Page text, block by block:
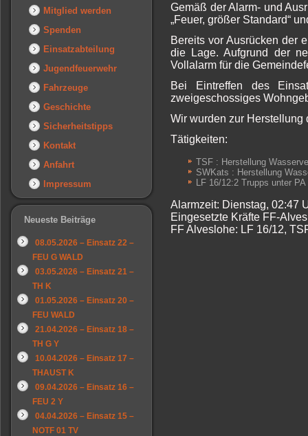
Mitglied werden
Spenden
Einsatzabteilung
Jugendfeuerwehr
Fahrzeuge
Geschichte
Sicherheitstipps
Kontakt
Anfahrt
Impressum
Neueste Beiträge
08.05.2026 – Einsatz 22 –
FEU G WALD
03.05.2026 – Einsatz 21 –
TH K
01.05.2026 – Einsatz 20 –
FEU WALD
21.04.2026 – Einsatz 18 –
TH G Y
10.04.2026 – Einsatz 17 –
THAUST K
09.04.2026 – Einsatz 16 –
FEU 2 Y
04.04.2026 – Einsatz 15 –
NOTF 01 TV
Gemäß der Alarm- und
„Feuer, größer Standard“
Bereits vor Ausrücken der
die Lage. Aufgrund der
Vollalarm für die
Bei Eintreffen des
zweigeschossiges
Wir wurden zur Herstellung
Tätigkeiten:
TSF : Herstellung
SWKats : Herstellung
LF 16/12:2 Trupps unter
Alarmzeit: Dienstag, 02:47
Eingesetzte Kräfte FF-
FF Alveslohe: LF 16/12,